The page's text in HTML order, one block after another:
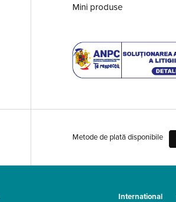
Mini produse
Metode de plată disponibile
International